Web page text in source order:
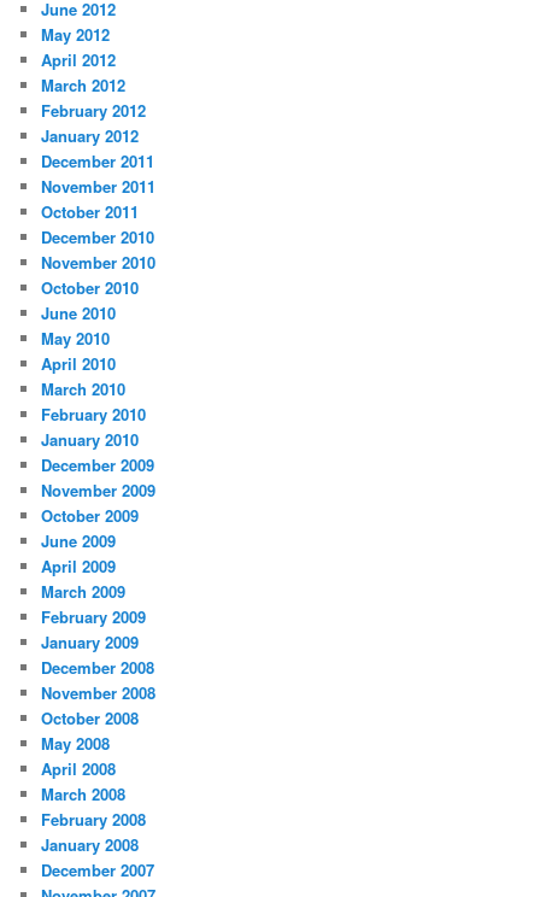
June 2012
May 2012
April 2012
March 2012
February 2012
January 2012
December 2011
November 2011
October 2011
December 2010
November 2010
October 2010
June 2010
May 2010
April 2010
March 2010
February 2010
January 2010
December 2009
November 2009
October 2009
June 2009
April 2009
March 2009
February 2009
January 2009
December 2008
November 2008
October 2008
May 2008
April 2008
March 2008
February 2008
January 2008
December 2007